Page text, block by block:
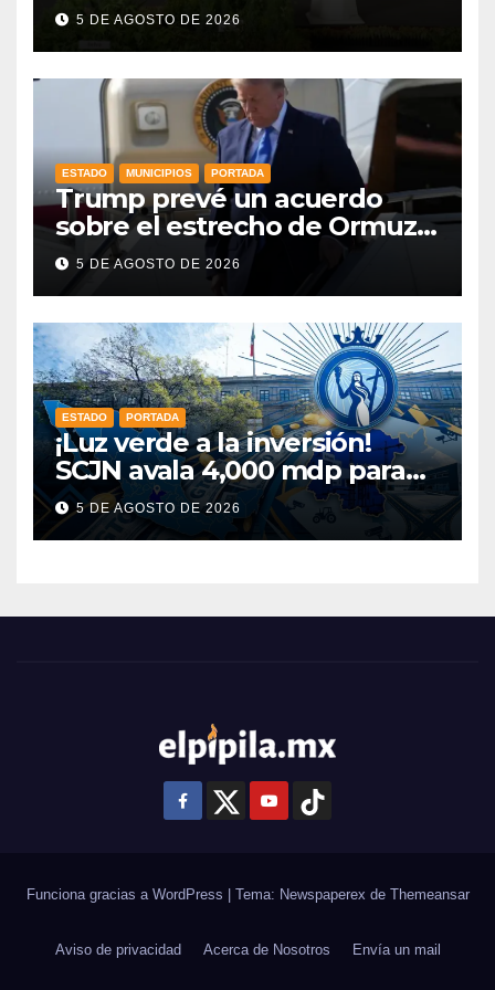
como parte de la Jornada
Nacional a la que se suma
5 DE AGOSTO DE 2026
ESTADO MUNICIPIOS PORTADA
Trump prevé un acuerdo
sobre el estrecho de Ormuz
esta misma semana
5 DE AGOSTO DE 2026
ESTADO PORTADA
¡Luz verde a la inversión!
SCJN avala 4,000 mdp para
Guanajuato: ¿en qué se usará
este dinero?
5 DE AGOSTO DE 2026
Funciona gracias a WordPress Tema: Newspaperex de Themeansar
Aviso de privacidad Acerca de Nosotros Envía un mail